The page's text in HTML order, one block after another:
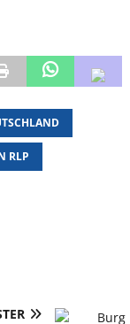
RLP